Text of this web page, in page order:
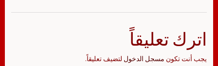
اترك تعليقاً
يجب أنت تكون مسجل الدخول لتضيف تعليقاً.